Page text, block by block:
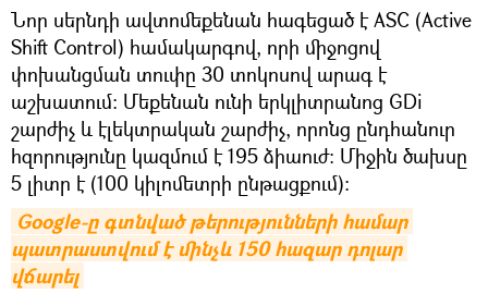
Նոր սերնդի ավտոմեքենան հագեցած է ASC (Active
Shift Control) համակարգով, որի միջոցով
փոխանցման տուփը 30 տոկոսով արագ է
աշխատում։ Մեքենան ունի երկլիտրանոց GDi
շարժիչ և էլեկտրական շարժիչ, որոնց ընդհանուր
հզորությունը կազմում է 195 ձիաուժ։ Միջին ծախսը
5 լիտր է (100 կիլոմետրի ընթացքում)։
Google-ը գտնված թերությունների համար
պատրաստվում է մինչև 150 հազար դոլար
վճարել